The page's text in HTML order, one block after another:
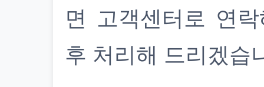
면 고객센터로 연
후 처리해 드리겠습